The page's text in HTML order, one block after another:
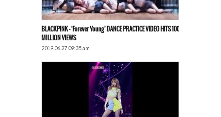
BLACKPINK – ‘Forever Young’ DANCE PRACTICE VIDEO HITS 100
MILLION VIEWS
2019.06.27 09:35 am